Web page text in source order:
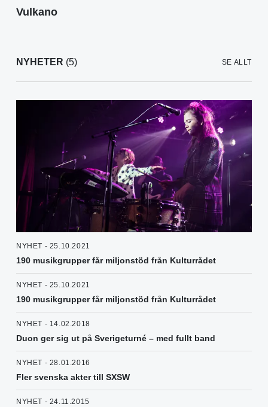
Vulkano
NYHETER (5) SE ALLT
NYHET - 25.10.2021
190 musikgrupper får miljonstöd från Kulturrådet
NYHET - 25.10.2021
190 musikgrupper får miljonstöd från Kulturrådet
NYHET - 14.02.2018
Duon ger sig ut på Sverigeturné – med fullt band
NYHET - 28.01.2016
Fler svenska akter till SXSW
NYHET - 24.11.2015